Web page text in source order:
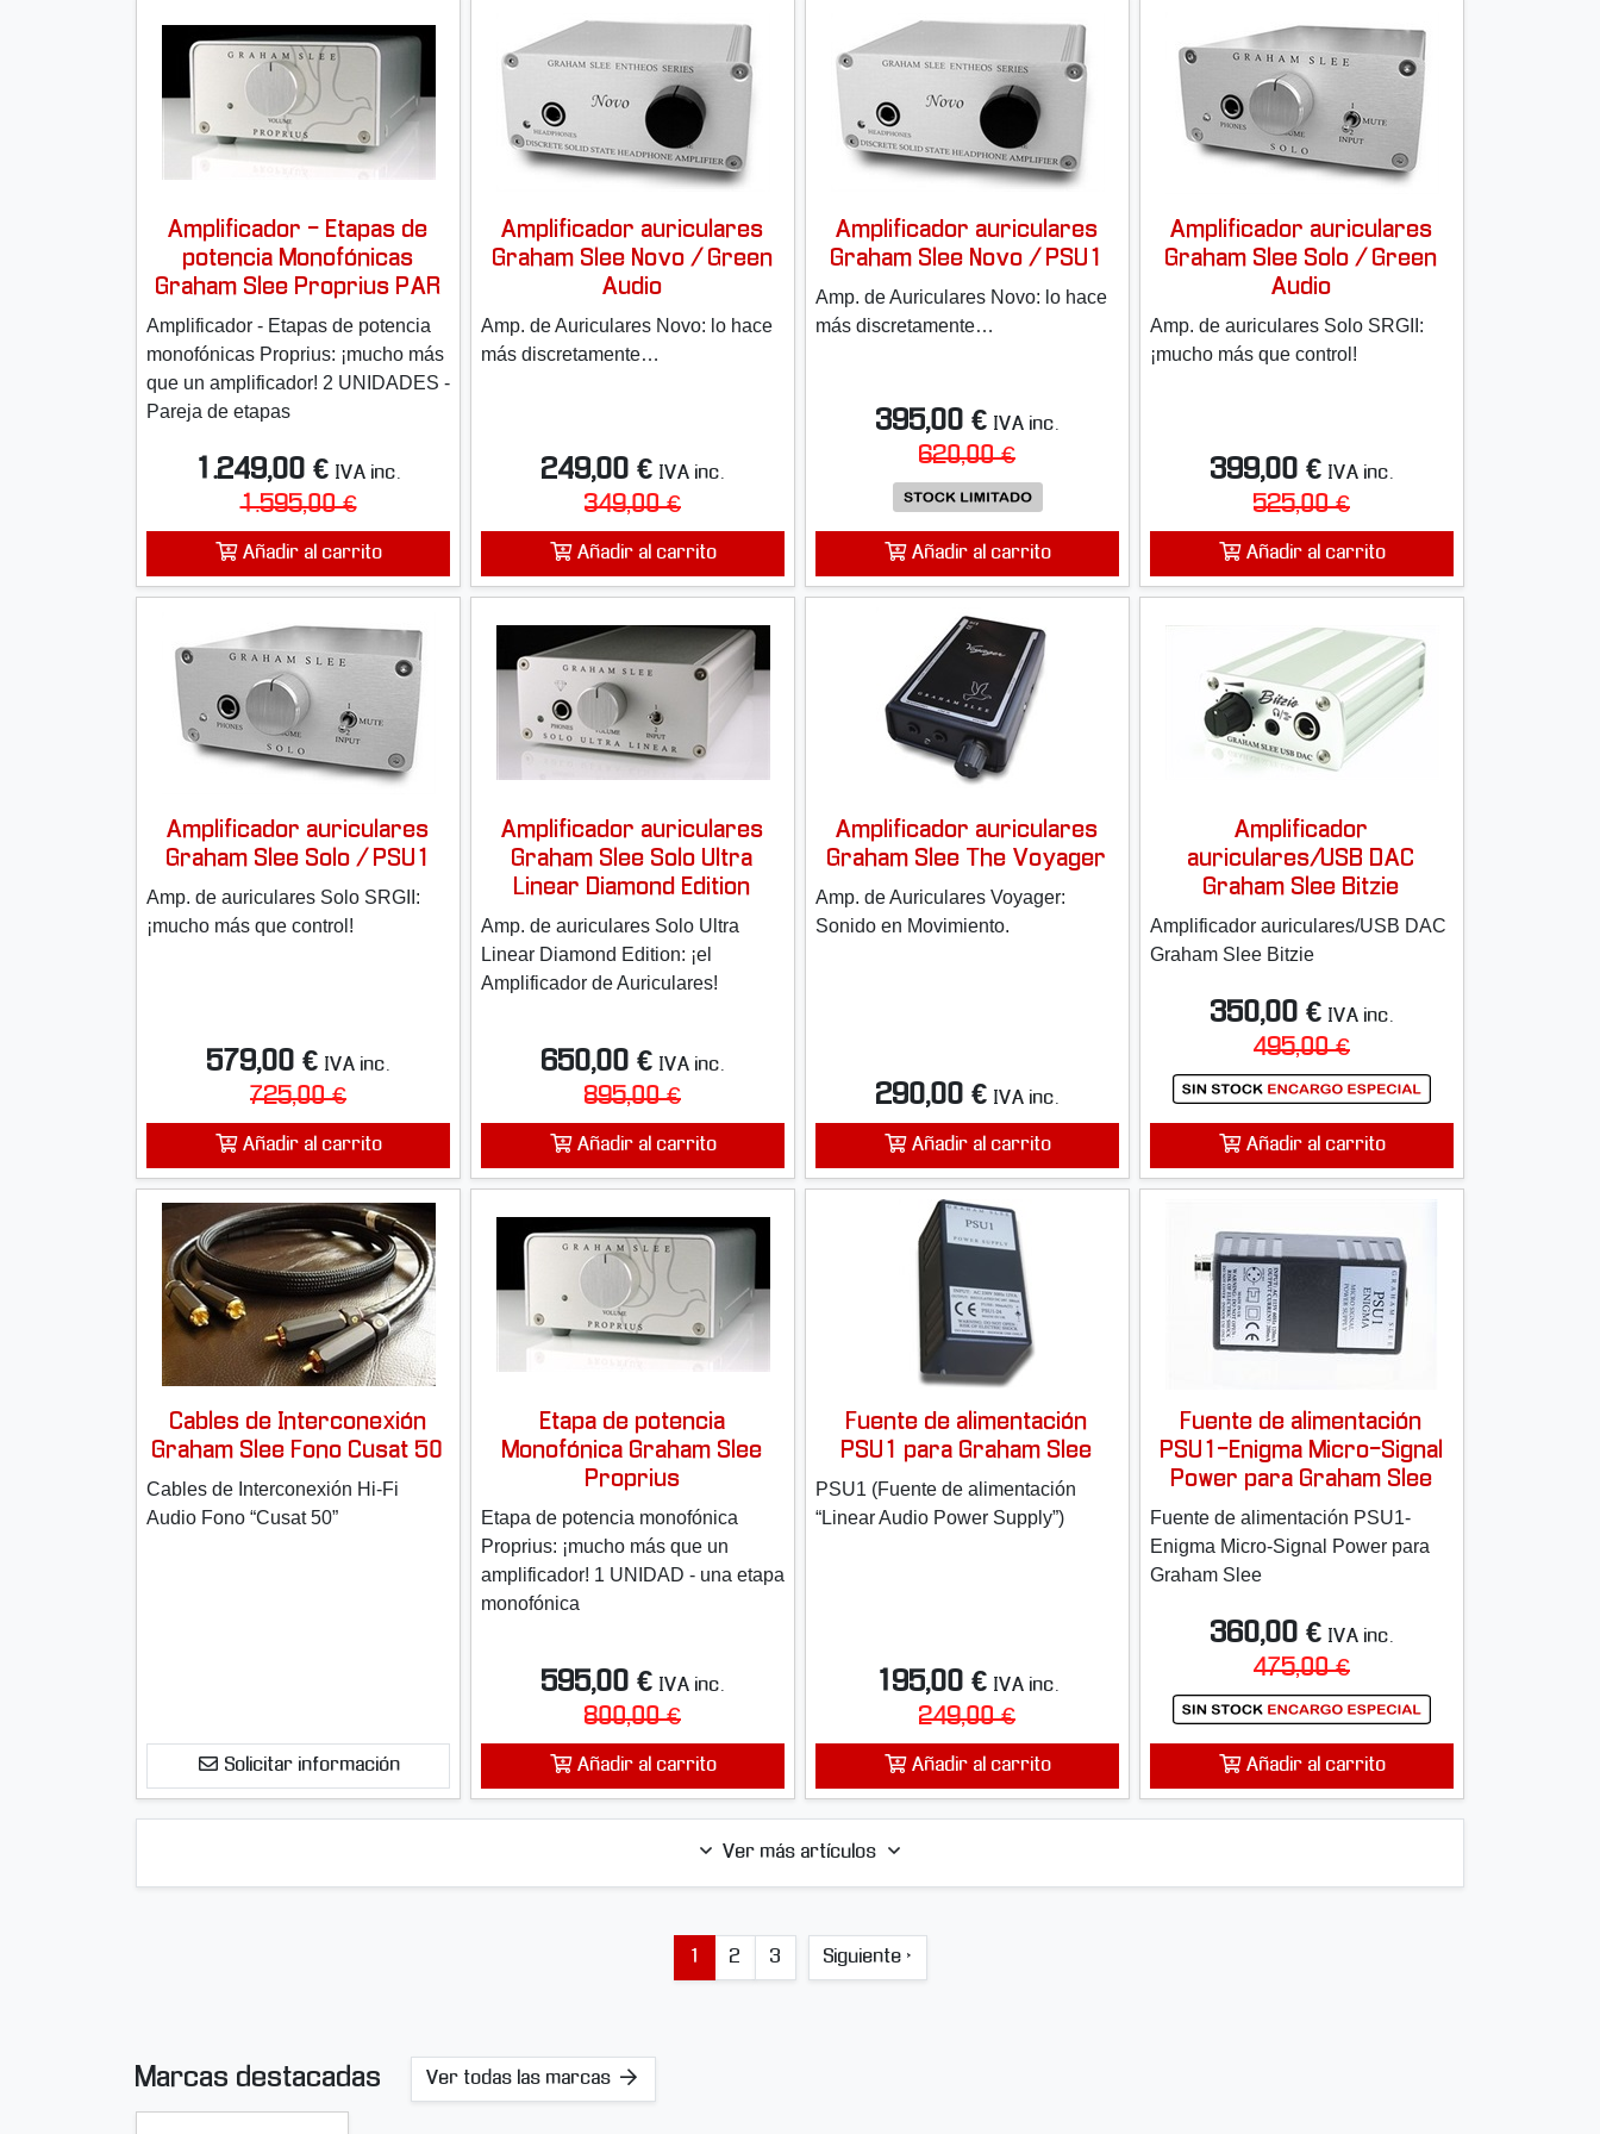
Amplificador - Etapas de
potencia Monofónicas
Graham Slee Proprius PAR
Amplificador - Etapas de potencia
monofónicas Proprius: ¡mucho más
que un amplificador! 2 UNIDADES -
Pareja de etapas
1.249,00 € IVA inc.
1.595,00 €
Añadir al carrito
Amplificador auriculares
Graham Slee Novo / Green
Audio
Amp. de Auriculares Novo: lo hace
más discretamente…
249,00 € IVA inc.
349,00 €
Añadir al carrito
Amplificador auriculares
Graham Slee Novo / PSU1
Amp. de Auriculares Novo: lo hace
más discretamente…
395,00 € IVA inc.
620,00 €
Añadir al carrito
Amplificador auriculares
Graham Slee Solo / Green
Audio
Amp. de auriculares Solo SRGII:
¡mucho más que control!
399,00 € IVA inc.
525,00 €
Añadir al carrito
Amplificador auriculares
Graham Slee Solo / PSU1
Amp. de auriculares Solo SRGII:
¡mucho más que control!
579,00 € IVA inc.
725,00 €
Añadir al carrito
Amplificador auriculares
Graham Slee Solo Ultra
Linear Diamond Edition
Amp. de auriculares Solo Ultra
Linear Diamond Edition: ¡el
Amplificador de Auriculares!
650,00 € IVA inc.
895,00 €
Añadir al carrito
Amplificador auriculares
Graham Slee The Voyager
Amp. de Auriculares Voyager:
Sonido en Movimiento.
290,00 € IVA inc.
Añadir al carrito
Amplificador
auriculares/USB DAC
Graham Slee Bitzie
Amplificador auriculares/USB DAC
Graham Slee Bitzie
350,00 € IVA inc.
495,00 €
Añadir al carrito
Cables de Interconexión
Graham Slee Fono Cusat 50
Cables de Interconexión Hi-Fi
Audio Fono “Cusat 50”
Solicitar información
Etapa de potencia
Monofónica Graham Slee
Proprius
Etapa de potencia monofónica
Proprius: ¡mucho más que un
amplificador! 1 UNIDAD - una etapa
monofónica
595,00 € IVA inc.
800,00 €
Añadir al carrito
Fuente de alimentación
PSU1 para Graham Slee
PSU1 (Fuente de alimentación
“Linear Audio Power Supply”)
195,00 € IVA inc.
249,00 €
Añadir al carrito
Fuente de alimentación
PSU1-Enigma Micro-Signal
Power para Graham Slee
Fuente de alimentación PSU1-
Enigma Micro-Signal Power para
Graham Slee
360,00 € IVA inc.
475,00 €
Añadir al carrito
Ver más artículos
1 2 3 Siguiente ›
Marcas destacadas Ver todas las marcas